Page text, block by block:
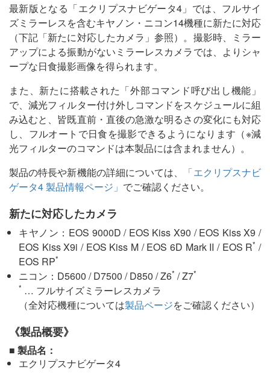
最新版となる「エクリプスナビゲータ4」では、フルサイ
ズミラーレスを含むキヤノン・ニコン14機種に新たに対応
（下記「新たに対応したカメラ」参照）。撮影時、ミラー
アップによる振動がないミラーレスカメラでは、よりシャ
ープな日食撮影画像を得られます。
また、新たに搭載された「外部コマンド呼び出し機能」
で、減光フィルター付け外しコマンドをスケジュールに組
み込むと、皆既直前・直後の急激な明るさの変化にも対応
し、フルオートで日食を撮影できるようになります（※減
光フィルターのコマンドは本製品には含まれません）。
製品の特長や新機能の詳細については、
「エクリプスナビ
ゲータ4 製品情報ページ」 でご確認ください。
新たに対応したカメラ
キヤノン：EOS 9000D / EOS Kiss X90 / EOS Kiss X9 /
EOS Kiss X9i / EOS Kiss M / EOS 6D Mark II / EOS R* /
EOS RP*
ニコン：D5600 / D7500 / D850 / Z6* / Z7*
* … フルサイズミラーレスカメラ
（全対応機種については製品ページをご確認ください）
《製品概要》
■ 製品名：
エクリプスナビゲータ4